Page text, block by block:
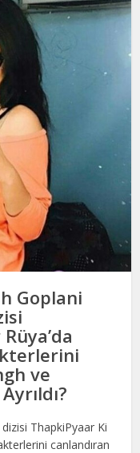
Goplani
ve
dizisi ThapkiPyaar Ki
canlandıran